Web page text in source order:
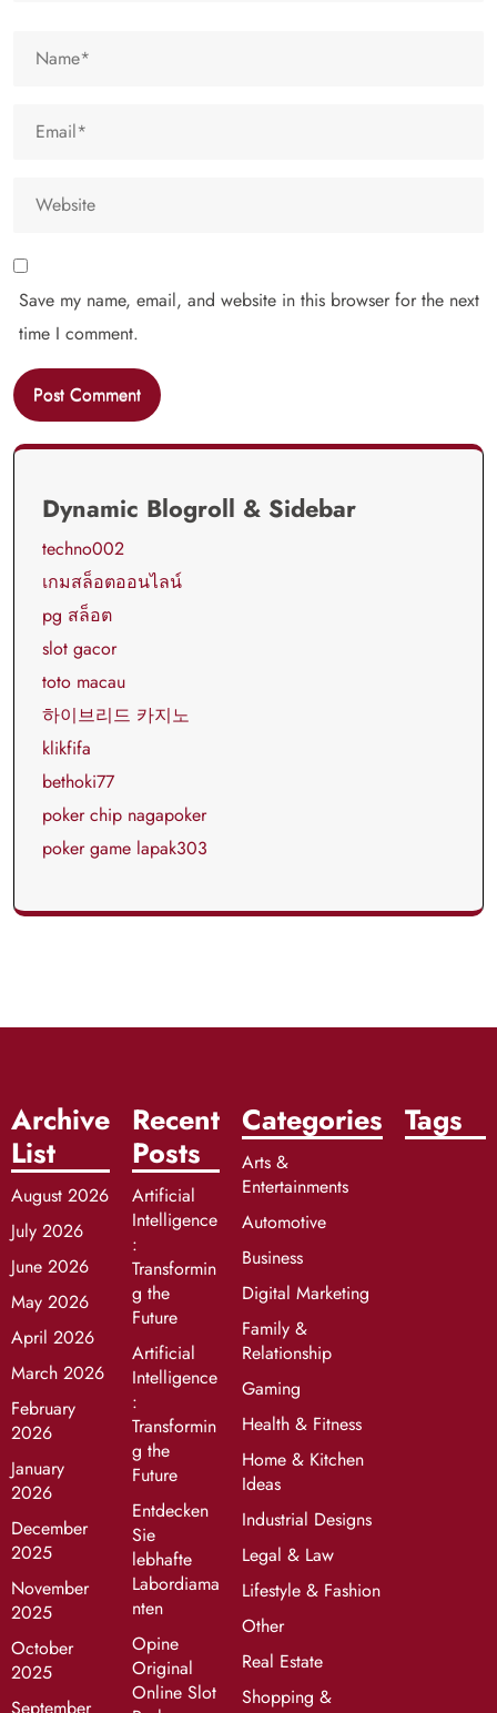
Save my name, email, and website in this browser for the next
time I comment.
Dynamic Blogroll & Sidebar
techno002
เกมสล็อตออนไลน์
pg สล็อต
slot gacor
toto macau
하이브리드 카지노
klikfifa
bethoki77
poker chip nagapoker
poker game lapak303
Archive
List
August 2026
July 2026
June 2026
May 2026
April 2026
March 2026
February
2026
January
2026
December
2025
November
2025
October
2025
Recent
Posts
Artificial
Intelligence
:
Transformin
g the
Future
Artificial
Intelligence
:
Transformin
g the
Future
Entdecken
Sie
lebhafte
Labordiama
nten
Opine
Original
Online Slot
Categories
Arts &
Entertainments
Automotive
Business
Digital Marketing
Family &
Relationship
Gaming
Health & Fitness
Home & Kitchen
Ideas
Industrial Designs
Legal & Law
Lifestyle & Fashion
Other
Real Estate
Shopping &
Tags